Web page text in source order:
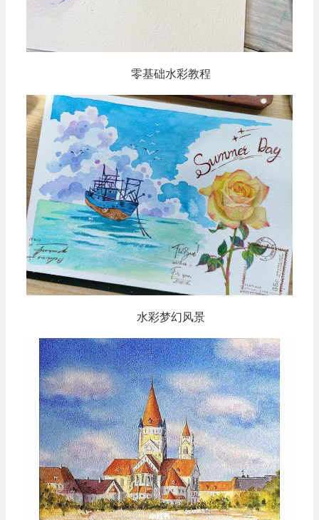
零基础水彩教程
水彩梦幻风景